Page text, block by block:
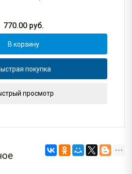
770.00руб.
В корзину
покупка
просмотр